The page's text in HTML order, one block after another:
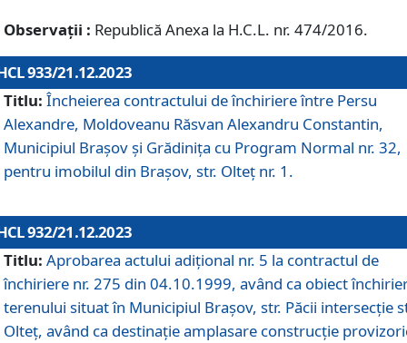
Observații : Republică Anexa la H.C.L. nr. 474/2016.
933/21.12.2023
Titlu: Încheierea contractului de închiriere între Persu
Alexandre, Moldoveanu Răsvan Alexandru Constantin,
Municipiul Braşov şi Grădinița cu Program Normal nr. 32,
pentru imobilul din Brașov, str. Olteț nr. 1.
932/21.12.2023
Titlu: Aprobarea actului adițional nr. 5 la contractul de
închiriere nr. 275 din 04.10.1999, având ca obiect
terenului situat în Municipiul Brașov, str. Păcii intersecție
Olteț, având ca destinație amplasare construcție